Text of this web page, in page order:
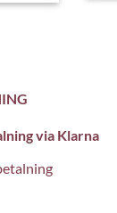
via Klarna